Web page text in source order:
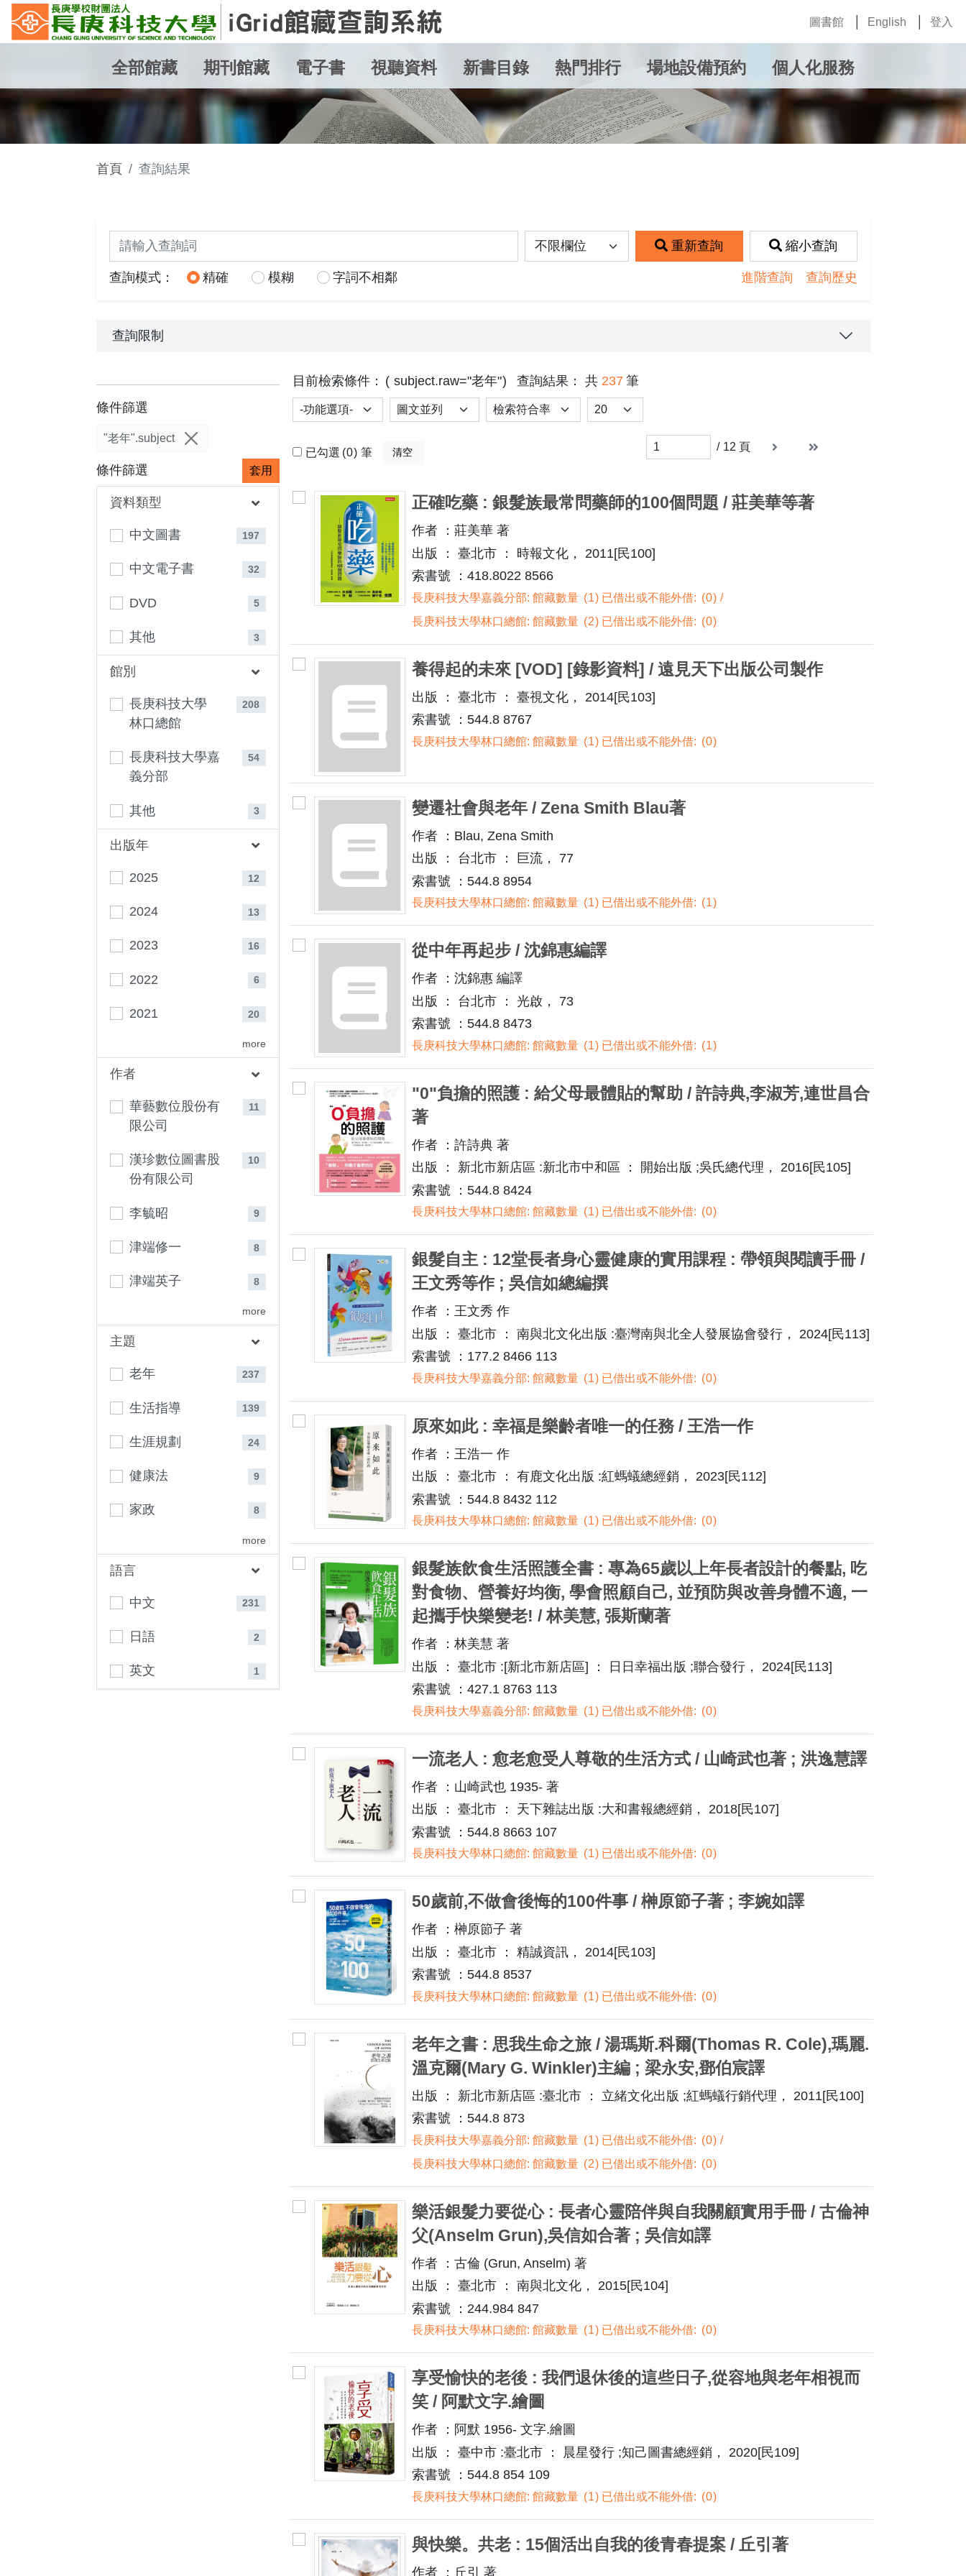
圖書館 English 登入
全部館藏 期刊館藏 電子書 視聽資料 新書目錄 熱門排行 場地設備預約 個人化服務
首頁 查詢結果
關鍵詞查詢 重新查詢 縮小查詢
查詢模式： 精確 模糊 字詞不相鄰 進階查詢 查詢歷史
查詢限制
條件篩選
"老年".subject
條件篩選 套用
資料類型
中文圖書 197
中文電子書 32
DVD 5
其他 3
館別
長庚科技大學
林口總館
208
長庚科技大學嘉
義分部
54
其他 3
出版年
2025 12
2024 13
2023 16
2022 6
2021 20
more
作者
華藝數位股份有
限公司
11
漢珍數位圖書股
份有限公司
10
李毓昭 9
津端修一 8
津端英子 8
more
主題
老年 237
生活指導 139
生涯規劃 24
健康法 9
家政 8
more
語言
中文 231
日語 2
英文 1
目前檢索條件： subject.raw="老年" 查詢結果： 共 237 筆
功能選項
排序 Results per page
已勾選 0 筆 清空 / 12 頁 下一頁 末頁
正確吃藥 : 銀髮族最常問藥師的100個問題 / 莊美華等著
作者 ：莊美華 著
出版 ： 臺北市 ： 時報文化， 2011[民100]
索書號 ：418.8022 8566
長庚科技大學嘉義分部: 館藏數量 1 已借出或不能外借:
0
長庚科技大學林口總館: 館藏數量
2 已借出或不能外借: 0
養得起的未來 [VOD] [錄影資料] / 遠見天下出版公司製作
出版 ： 臺北市 ： 臺視文化， 2014[民103]
索書號 ：544.8 8767
長庚科技大學林口總館: 館藏數量 1 已借出或不能外借: 0
變遷社會與老年 / Zena Smith Blau著
作者 ：Blau, Zena Smith
出版 ： 台北市 ： 巨流， 77
索書號 ：544.8 8954
長庚科技大學林口總館: 館藏數量 1 已借出或不能外借: 1
從中年再起步 / 沈錦惠編譯
作者 ：沈錦惠 編譯
出版 ： 台北市 ： 光啟， 73
索書號 ：544.8 8473
長庚科技大學林口總館: 館藏數量 1 已借出或不能外借: 1
"0"負擔的照護 : 給父母最體貼的幫助 / 許詩典,李淑芳,連世昌合
著
作者 ：許詩典 著
出版 ： 新北市新店區 :新北市中和區 ： 開始出版 ;吳氏總代理， 2016[民105]
索書號 ：544.8 8424
長庚科技大學林口總館: 館藏數量 1 已借出或不能外借: 0
銀髮自主 : 12堂長者身心靈健康的實用課程 : 帶領與閱讀手冊 /
王文秀等作 ; 吳信如總編撰
作者 ：王文秀 作
出版 ： 臺北市 ： 南與北文化出版 :臺灣南與北全人發展協會發行， 2024[民113]
索書號 ：177.2 8466 113
長庚科技大學嘉義分部: 館藏數量 1 已借出或不能外借: 0
原來如此 : 幸福是樂齡者唯一的任務 / 王浩一作
作者 ：王浩一 作
出版 ： 臺北市 ： 有鹿文化出版 :紅螞蟻總經銷， 2023[民112]
索書號 ：544.8 8432 112
長庚科技大學林口總館: 館藏數量 1 已借出或不能外借: 0
銀髮族飲食生活照護全書 : 專為65歲以上年長者設計的餐點, 吃
對食物、營養好均衡, 學會照顧自己, 並預防與改善身體不適, 一
起攜手快樂變老! / 林美慧, 張斯蘭著
作者 ：林美慧 著
出版 ： 臺北市 :[新北市新店區] ： 日日幸福出版 ;聯合發行， 2024[民113]
索書號 ：427.1 8763 113
長庚科技大學嘉義分部: 館藏數量 1 已借出或不能外借: 0
一流老人 : 愈老愈受人尊敬的生活方式 / 山崎武也著 ; 洪逸慧譯
作者 ：山崎武也 1935- 著
出版 ： 臺北市 ： 天下雜誌出版 :大和書報總經銷， 2018[民107]
索書號 ：544.8 8663 107
長庚科技大學林口總館: 館藏數量 1 已借出或不能外借: 0
50歲前,不做會後悔的100件事 / 榊原節子著 ; 李婉如譯
作者 ：榊原節子 著
出版 ： 臺北市 ： 精誠資訊， 2014[民103]
索書號 ：544.8 8537
長庚科技大學林口總館: 館藏數量 1 已借出或不能外借: 0
老年之書 : 思我生命之旅 / 湯瑪斯.科爾(Thomas R. Cole),瑪麗.
溫克爾(Mary G. Winkler)主編 ; 梁永安,鄧伯宸譯
出版 ： 新北市新店區 :臺北市 ： 立緒文化出版 ;紅螞蟻行銷代理， 2011[民100]
索書號 ：544.8 873
長庚科技大學嘉義分部: 館藏數量 1 已借出或不能外借:
0
長庚科技大學林口總館: 館藏數量
2 已借出或不能外借: 0
樂活銀髮力要從心 : 長者心靈陪伴與自我關顧實用手冊 / 古倫神
父(Anselm Grun),吳信如合著 ; 吳信如譯
作者 ：古倫 (Grun, Anselm) 著
出版 ： 臺北市 ： 南與北文化， 2015[民104]
索書號 ：244.984 847
長庚科技大學林口總館: 館藏數量 1 已借出或不能外借: 0
享受愉快的老後 : 我們退休後的這些日子,從容地與老年相視而
笑 / 阿默文字.繪圖
作者 ：阿默 1956- 文字.繪圖
出版 ： 臺中市 :臺北市 ： 晨星發行 ;知己圖書總經銷， 2020[民109]
索書號 ：544.8 854 109
長庚科技大學林口總館: 館藏數量 1 已借出或不能外借: 0
與快樂。共老 : 15個活出自我的後青春提案 / 丘引著
作者 ：丘引 著